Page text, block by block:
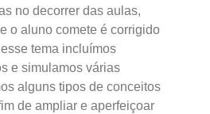
no decorrer das aulas,
o aluno comete é corrigido
tema incluímos
e simulamos várias
alguns tipos de conceitos
de ampliar e aperfeiçoar